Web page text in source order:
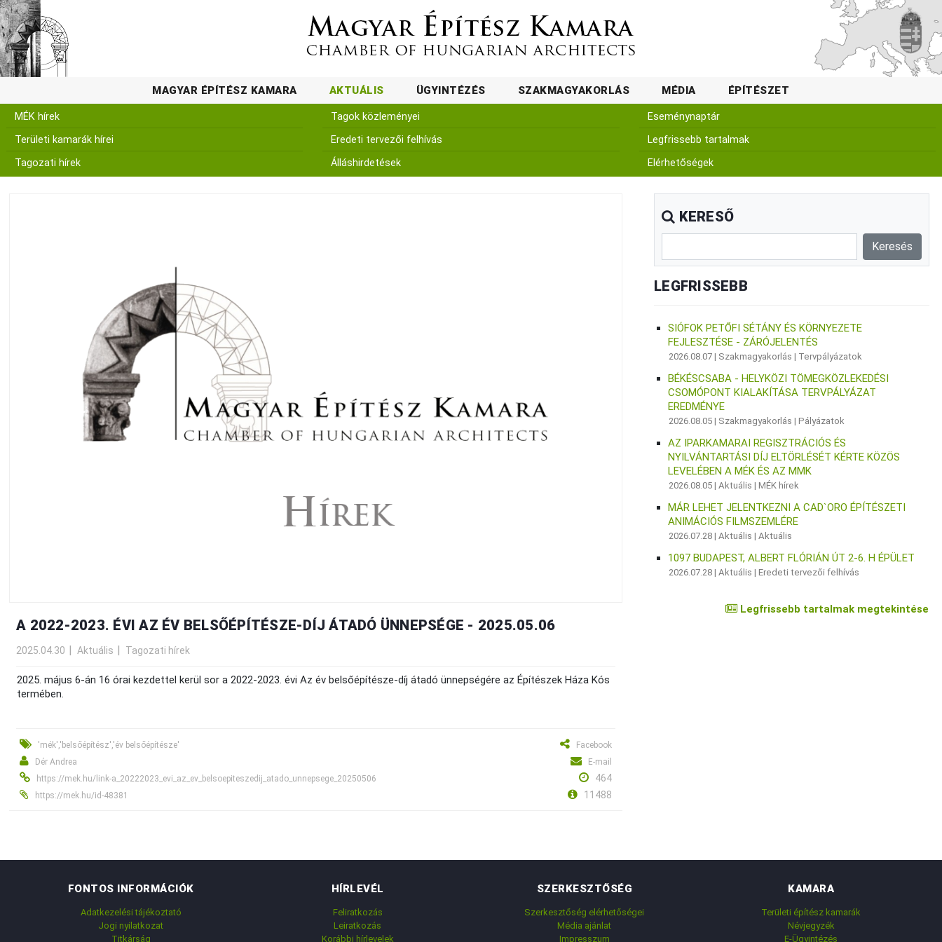
MAGYAR ÉPÍTÉSZ KAMARA AKTUÁLIS ÜGYINTÉZÉS SZAKMAGYAKORLÁS MÉDIA ÉPÍTÉSZET
MÉK hírek
Területi kamarák hírei
Tagozati hírek
Tagok közleményei
Eredeti tervezői felhívás
Álláshirdetések
Eseménynaptár
Legfrissebb tartalmak
Elérhetőségek
A 2022-2023. ÉVI AZ ÉV BELSŐÉPÍTÉSZE-DÍJ ÁTADÓ ÜNNEPSÉGE - 2025.05.06
2025.04.30 Aktuális Tagozati hírek
2025. május 6-án 16 órai kezdettel kerül sor a 2022-2023. évi Az év belsőépítésze-díj átadó ünnepségére az Építészek Háza Kós
termében.
'mék','belsőépítész','év belsőépítésze'
Facebook
Dér Andrea
E-mail
https://mek.hu/link-a_20222023_evi_az_ev_belsoepiteszedij_atado_unnepsege_20250506
464
https://mek.hu/id-48381 11488
KERESŐ
LEGFRISSEBB
SIÓFOK PETŐFI SÉTÁNY ÉS KÖRNYEZETE
FEJLESZTÉSE - ZÁRÓJELENTÉS
2026.08.07 | Szakmagyakorlás | Tervpályázatok
BÉKÉSCSABA - HELYKÖZI TÖMEGKÖZLEKEDÉSI
CSOMÓPONT KIALAKÍTÁSA TERVPÁLYÁZAT
EREDMÉNYE
2026.08.05 | Szakmagyakorlás |Pályázatok
AZ IPARKAMARAI REGISZTRÁCIÓS ÉS
NYILVÁNTARTÁSI DÍJ ELTÖRLÉSÉT KÉRTE KÖZÖS
LEVELÉBEN A MÉK ÉS AZ MMK
2026.08.05 |Aktuális |MÉK hírek
MÁR LEHET JELENTKEZNI A CAD`ORO ÉPÍTÉSZETI
ANIMÁCIÓS FILMSZEMLÉRE
2026.07.28 |Aktuális |Aktuális
1097 BUDAPEST, ALBERT FLÓRIÁN ÚT 2-6. H ÉPÜLET
2026.07.28 |Aktuális |Eredeti tervezői felhívás
Legfrissebb tartalmak megtekintése
FONTOS INFORMÁCIÓK
Adatkezelési tájékoztató
Jogi nyilatkozat
Titkárság
HÍRLEVÉL
Feliratkozás
Leiratkozás
Korábbi hírlevelek
SZERKESZTŐSÉG
Szerkesztőség elérhetőségei
Média ajánlat
Impresszum
KAMARA
Területi építész kamarák
Névjegyzék
E-Ügyintézés